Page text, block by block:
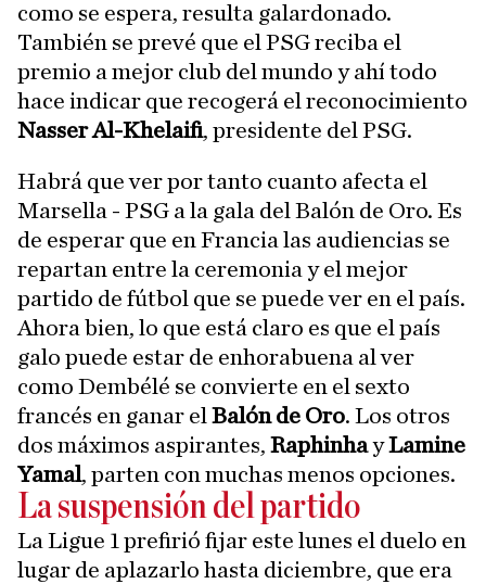
como se espera, resulta galardonado.
También se prevé que el PSG reciba el
premio a mejor club del mundo y ahí todo
hace indicar que recogerá el reconocimiento
Nasser Al-Khelaifi, presidente del PSG.
Habrá que ver por tanto cuanto afecta el
Marsella - PSG a la gala del Balón de Oro. Es
de esperar que en Francia las audiencias se
repartan entre la ceremonia y el mejor
partido de fútbol que se puede ver en el país.
Ahora bien, lo que está claro es que el país
galo puede estar de enhorabuena al ver
como Dembélé se convierte en el sexto
francés en ganar el Balón de Oro. Los otros
dos máximos aspirantes, RaphinhayLamine
Yamal, parten con muchas menos opciones.
La suspensión del partido
La Ligue 1 prefirió fijar este lunes el duelo en
lugar de aplazarlo hasta diciembre, que era